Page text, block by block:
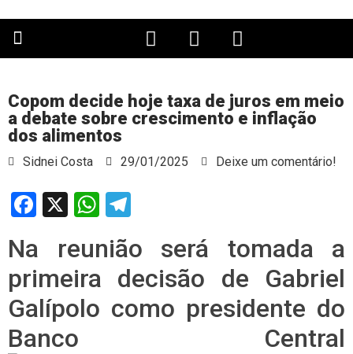
Copom decide hoje taxa de juros em meio
a debate sobre crescimento e inflação
dos alimentos
Sidnei Costa 29/01/2025 Deixe um comentário!
Facebook
X WhatsApp
Na reunião será tomada a
primeira decisão de Gabriel
Galípolo como presidente do
Banco Central